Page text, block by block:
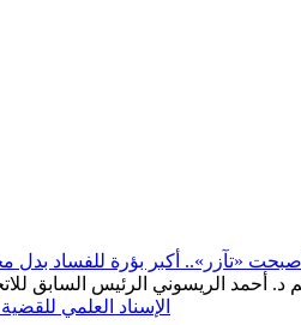
«تآزر».. أكبر بؤرة للفساد بدل
الإسناد العلمي